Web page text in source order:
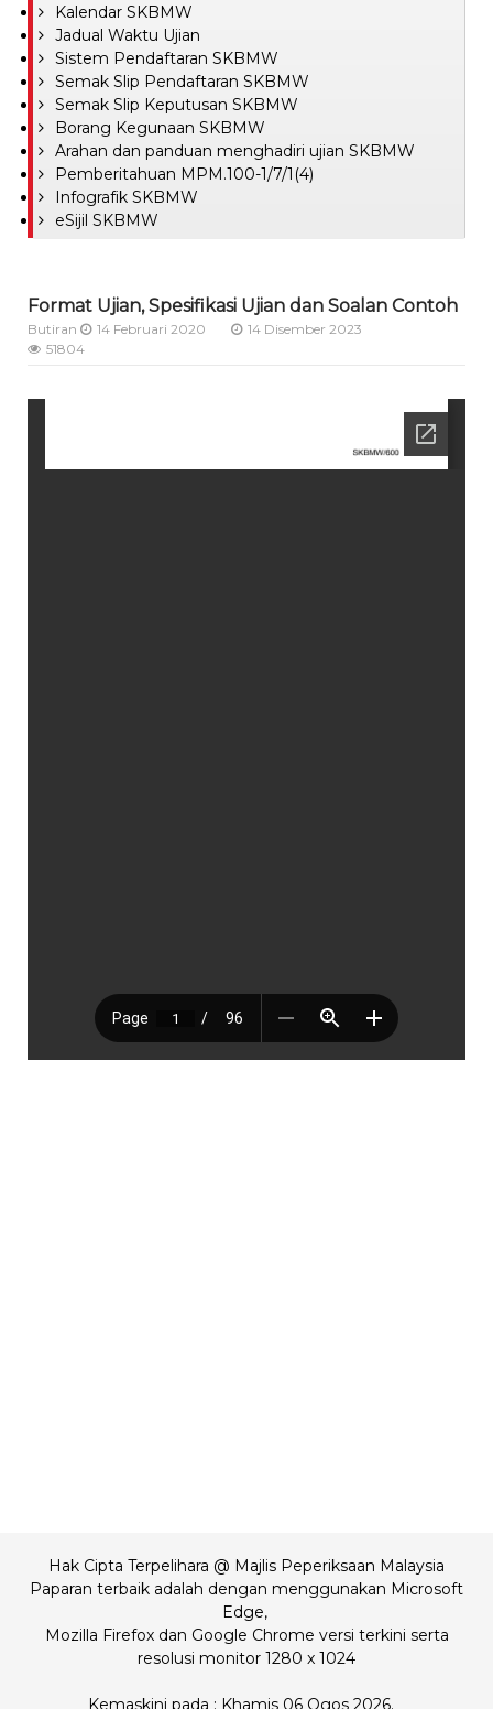
Kalendar SKBMW
Jadual Waktu Ujian
Sistem Pendaftaran SKBMW
Semak Slip Pendaftaran SKBMW
Semak Slip Keputusan SKBMW
Borang Kegunaan SKBMW
Arahan dan panduan menghadiri ujian SKBMW
Pemberitahuan MPM.100-1/7/1(4)
Infografik SKBMW
eSijil SKBMW
Format Ujian, Spesifikasi Ujian dan Soalan Contoh
Butiran 14 Februari 2020
14 Disember 2023
51804
Hak Cipta Terpelihara @ Majlis Peperiksaan Malaysia
Paparan terbaik adalah dengan menggunakan Microsoft
Edge,
Mozilla Firefox dan Google Chrome versi terkini serta
resolusi monitor 1280 x 1024
Kemaskini pada : Khamis 06 Ogos 2026.